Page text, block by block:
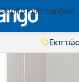
Skip to main content